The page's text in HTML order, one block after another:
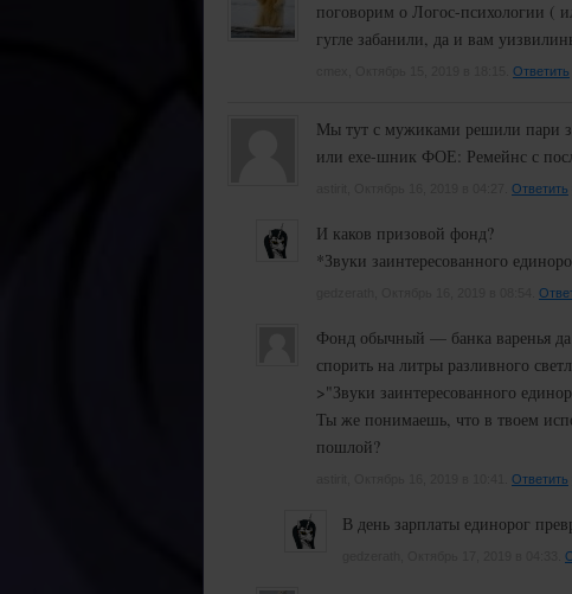
поговорим о Логос-психологии (
гугле забанили, да и вам
Ответить
Мы тут с мужиками решили пари
или ехе-шник ФОЕ: Ремейнс с
Ответить
И каков призовой фонд?
*Звуки заинтересованного
Фонд обычный — банка варенья да
спорить на литры разливного
>"Звуки заинтересованного
Ты же понимаешь, что в твоем
пошлой?
Ответить
В день зарплаты единорог